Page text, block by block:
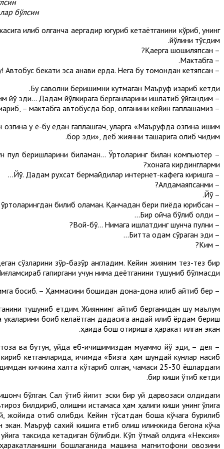
бўлсин.
илиб олганча қаергадир югуриб кетаётганини кўриб, унинг
йўлини тўсдим.
– Қаерга шошиляпсан?
– Мактабга.
– Мактабга?! Дарс бошланишига ҳали анча бор-ку! Автобус бекати эса анави ерда. Нега бу томондан кетяпсан?
Бу саволни беришимни кутмаган Маъруф қизариб кетди.
– Пулим йўқ эди... Дадам йўлкирага берганларини ишлатиб қўйгандим...
– Анави куни ҳам яёв кетаётганингни кўргандим. Майли, мана буни олгин-да, – дедим унга чўнтагимдан пул чиқариб, – мактабга автобусда бор, қолганини кейин гаплашамиз.
у ёқ-бу ёқдан гаплашгач, уларга «Маъруфда озгина ишим
бор эди», деб жиянни ташқарига олиб чиқдим.
пул беришларини биламан... Ўртоқларинг билан компьютер
хонага кирдингларми?
– Йўқ. Дадам рухсат бермайдилар интернет-кафега киришга...
– Алдамаяпсанми?
– Йўқ.
– Барибир ўртоқларингдан билиб оламан. Қанчадан бери пиёда юрибсан?
– Бир ойча бўлиб қолди...
– Вой-бў... Нимага ишлатдинг шунча пулни?
– Битта одам сўраган эди...
– Ким?
сўзларини зўр-базўр англадим. Кейин жияним тез-тез бир
гапиргани учун нима деётганини тушуниб бўлмасди.
– Энди, шошма, – дедим жиянни бағримга босиб. – Ҳаммасини бошидан дона-дона қилиб айтиб бер.
тушуниб етдим. Жияннинг айтиб берганидан шу маълум
боқиб келаётган дадасига қандай қилиб ёрдам бериш
ҳақида бош қотиришга ҳаракат қилган экан.
ва бутун, уйда еб-ичишимиздан муаммо йўқ эди, – дея
кетганларида, ичимда «Бизга ҳам шундай кунлар насиб
кичкина халта кўтариб олган, чамаси 25-30 ёшлардаги
бир киши ўтиб кетди.
бўлган. Сал ўтиб йигит эски бир уй дарвозаси олдидаги
билдириб, олишни истамаса ҳам ҳалиги киши унинг қўлига
қотиб қолибди. Кейин тўсатдан бошқа кўчага бурилиб
экан. Маъруф сахий кишига етиб олиш илинжида бегона кўча
таксида кетадиган бўлибди. Кўп ўтмай олдига «Нексия»
бошлаганида машина магнитофони овозини